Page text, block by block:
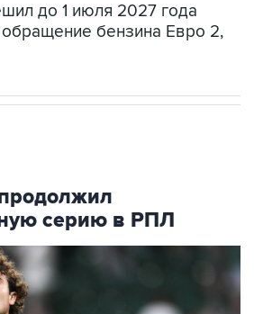
до 1 июля 2027 года
бензина Евро 2,
серию в РПЛ